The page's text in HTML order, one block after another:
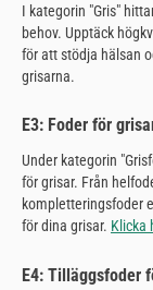
I kategorin "Gris"
behov. Upptäck
för att stödja hälsan
grisarna.
E3: Foder för
Under kategorin
för grisar. Från
kompletteringsfoder
för dina grisar. Klicka
E4: Tilläggsfoder